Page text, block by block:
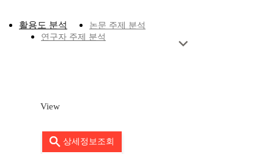
활용도 분석
논문 주제 분석
연구자 주제 분석
View
상세정보조회